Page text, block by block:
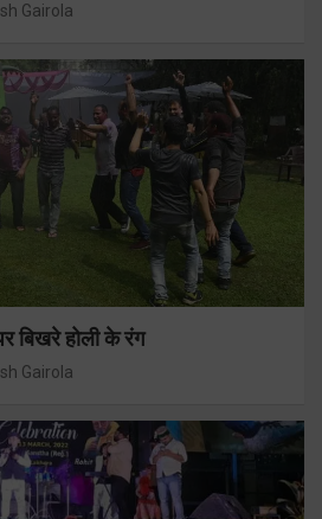
Gairola
बिखरे होली के रंग
Gairola